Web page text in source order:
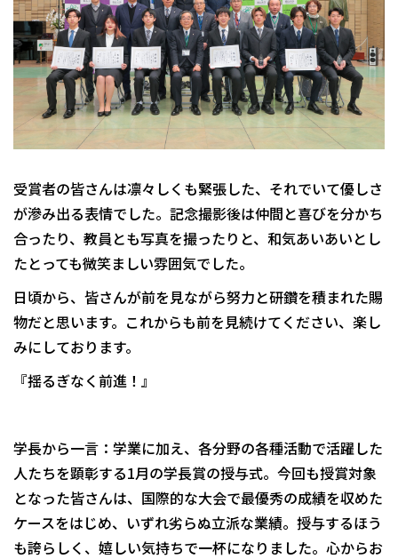
受賞者の皆さんは凛々しくも緊張した、それでいて優しさ
が滲み出る表情でした。記念撮影後は仲間と喜びを分かち
合ったり、教員とも写真を撮ったりと、和気あいあいとし
たとっても微笑ましい雰囲気でした。
日頃から、皆さんが前を見ながら努力と研鑽を積まれた賜
物だと思います。これからも前を見続けてください、楽し
みにしております。
『揺るぎなく前進！』
学長から一言：学業に加え、各分野の各種活動で活躍した
人たちを顕彰する1月の学長賞の授与式。今回も授賞対象
となった皆さんは、国際的な大会で最優秀の成績を収めた
ケースをはじめ、いずれ劣らぬ立派な業績。授与するほう
も誇らしく、嬉しい気持ちで一杯になりました。心からお